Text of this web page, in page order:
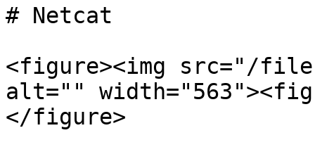
# Netcat
<figure><img src="/
alt=""
</figure>